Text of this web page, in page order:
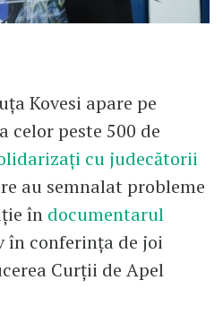
Kovesi apare pe
celor peste 500 de
cu judecătorii
au semnalat probleme
în documentarul
în conferința de joi
Curții de Apel